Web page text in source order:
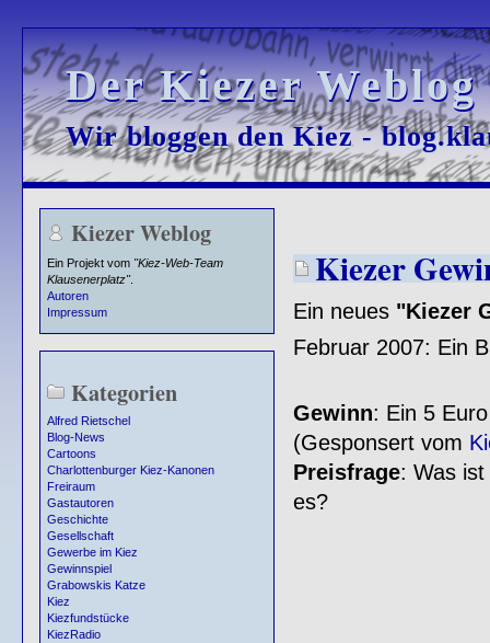
Der Kiezer
Der Kiezer
Wir bloggen den Kiez -
Wir bloggen den Kiez -
Kiezer Weblog
Ein Projekt vom "Kiez-Web-Team
Klausenerplatz".
Autoren
Impressum
Kategorien
Alfred Rietschel
Blog-News
Cartoons
Charlottenburger Kiez-Kanonen
Freiraum
Gastautoren
Geschichte
Gesellschaft
Gewerbe im Kiez
Gewinnspiel
Grabowskis Katze
Kiez
Kiezfundstücke
KiezRadio
Kiezer
Ein neues"Kiezer
Februar 2007: Ein
Gewinn: Ein 5
(Gesponsert vom
Preisfrage: Was
es?